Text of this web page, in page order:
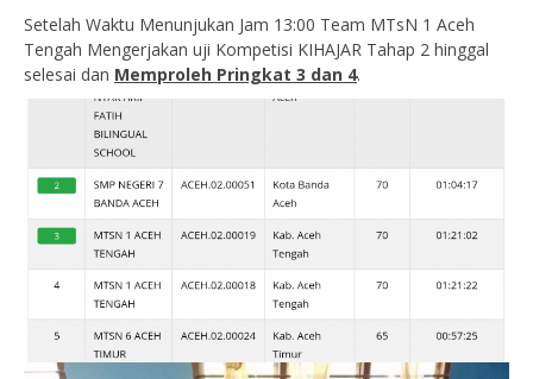
Setelah Waktu Menunjukan Jam 13:00 Team MTsN 1 Aceh
Tengah Mengerjakan uji Kompetisi KIHAJAR Tahap 2 hinggal
selesai dan Memproleh Pringkat 3 dan 4.